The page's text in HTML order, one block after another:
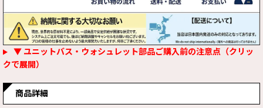
▼ ユニットバス・ウォシュレット部品ご購入前の注意点（クリッ
クで展開）
商品詳細